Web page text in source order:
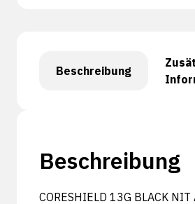
Beschreibung
Beschreibung
CORESHIELD 13G BLACK